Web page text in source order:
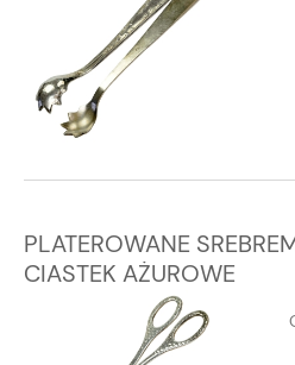
PLATEROWANE
CIASTEK AŻUROWE